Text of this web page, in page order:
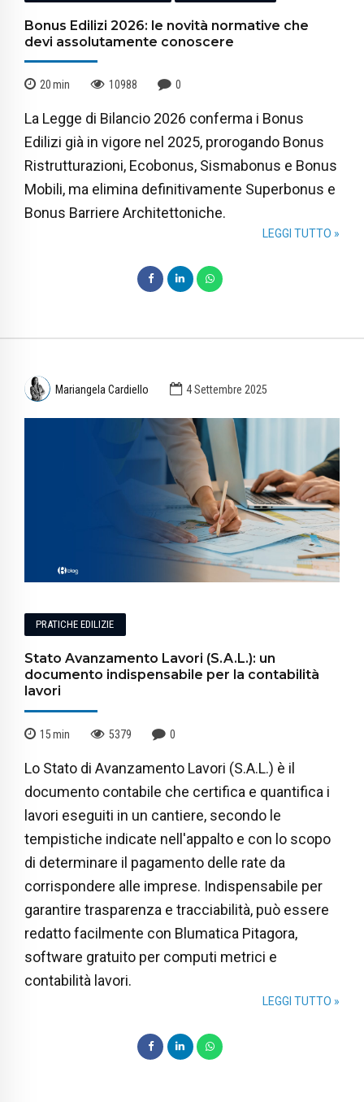
Bonus Edilizi 2026: le novità normative che
devi assolutamente conoscere
20min 10988 0
La Legge di Bilancio 2026 conferma i Bonus
Edilizi già in vigore nel 2025, prorogando Bonus
Ristrutturazioni, Ecobonus, Sismabonus e Bonus
Mobili, ma elimina definitivamente Superbonus e
Bonus Barriere Architettoniche.
LEGGI TUTTO »
Mariangela Cardiello 4 Settembre 2025
PRATICHE EDILIZIE
Stato Avanzamento Lavori (S.A.L.): un
documento indispensabile per la contabilità
lavori
15min 5379 0
Lo Stato di Avanzamento Lavori (S.A.L.) è il
documento contabile che certifica e quantifica i
lavori eseguiti in un cantiere, secondo le
tempistiche indicate nell'appalto e con lo scopo
di determinare il pagamento delle rate da
corrispondere alle imprese. Indispensabile per
garantire trasparenza e tracciabilità, può essere
redatto facilmente con Blumatica Pitagora,
software gratuito per computi metrici e
contabilità lavori.
LEGGI TUTTO »